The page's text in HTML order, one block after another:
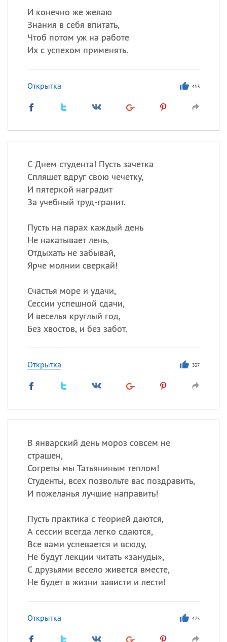
И конечно же желаю
Знания в себя впитать,
Чтоб потом уж на работе
Их с успехом применять.
Открытка 413
С Днем студента! Пусть зачетка
Спляшет вдруг свою чечетку,
И пятеркой наградит
За учебный труд-гранит.
Пусть на парах каждый день
Не накатывает лень,
Отдыхать не забывай,
Ярче молнии сверкай!
Счастья море и удачи,
Сессии успешной сдачи,
И веселья круглый год,
Без хвостов, и без забот.
Открытка 337
В январский день мороз совсем не
страшен,
Согреты мы Татьяниным теплом!
Студенты, всех позвольте вас поздравить,
И пожеланья лучшие направить!
Пусть практика с теорией даются,
А сессии всегда легко сдаются,
Все вами успевается и всюду,
Не будут лекции читать «зануды»,
С друзьями весело живется вместе,
Не будет в жизни зависти и лести!
Открытка 475